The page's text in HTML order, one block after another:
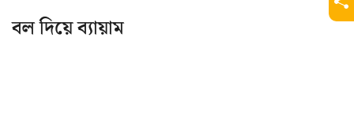
বল দিয়ে ব্যায়াম